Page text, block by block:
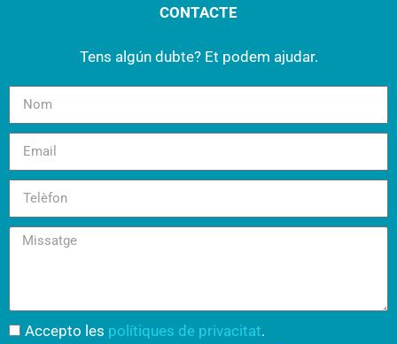
CONTACTE
Tens algún dubte? Et podem ajudar.
Accepto les polítiques de privacitat.